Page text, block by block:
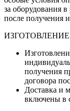
за оборудования
после получения
получения
договора
Доставка и
включены в